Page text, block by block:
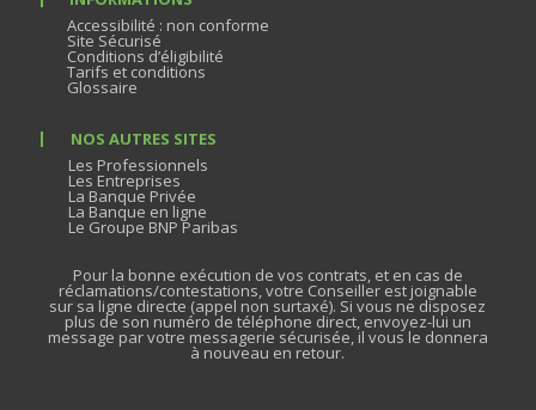
Accessibilité : non conforme
Site Sécurisé
Conditions d’éligibilité
Tarifs et conditions
Glossaire
NOS AUTRES SITES
Les Professionnels
Les Entreprises
La Banque Privée
La Banque en ligne
Le Groupe BNP Paribas
Pour la bonne exécution de vos contrats, et en cas de
réclamations/contestations, votre Conseiller est joignable
sur sa ligne directe (appel non surtaxé). Si vous ne disposez
plus de son numéro de téléphone direct, envoyez-lui un
message par votre messagerie sécurisée, il vous le donnera
à nouveau en retour.